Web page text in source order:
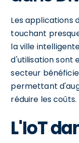
Les applications
touchant
la ville
d'utilisation sont
secteur
permettant
réduire les coûts.
L'IoT